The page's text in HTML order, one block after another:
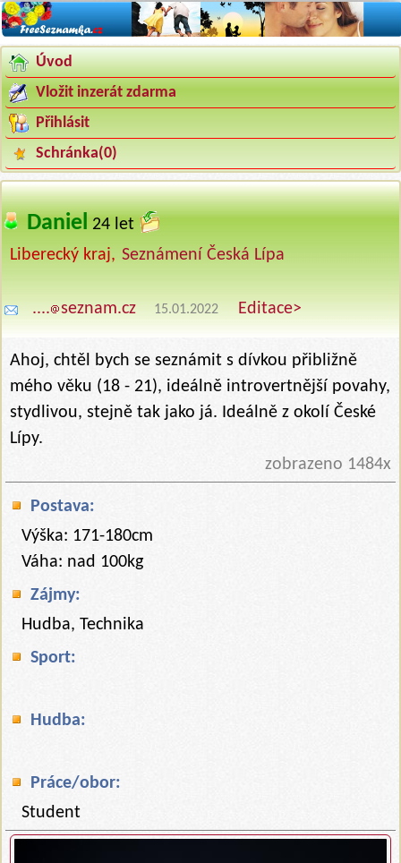
Úvod
Vložit inzerát zdarma
Přihlásit
Schránka(0)
Daniel 24 let
Liberecký kraj, Seznámení Česká Lípa
.... seznam.cz 15.01.2022 Editace>
Ahoj, chtěl bych se seznámit s dívkou přibližně
mého věku (18 - 21), ideálně introvertnější povahy,
stydlivou, stejně tak jako já. Ideálně z okolí České
Lípy.
zobrazeno 1484x
Postava:
Výška: 171-180cm
Váha: nad 100kg
Zájmy:
Hudba, Technika
Sport:
Hudba:
Práce/obor:
Student